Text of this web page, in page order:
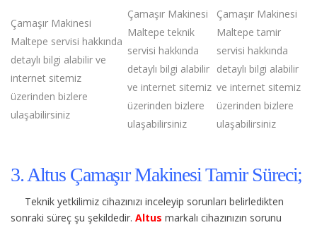
Çamaşır Makinesi
Maltepe servisi hakkında
detaylı bilgi alabilir ve
internet sitemiz
üzerinden bizlere
ulaşabilirsiniz
Çamaşır Makinesi
Maltepe teknik
servisi hakkında
detaylı bilgi alabilir
ve internet sitemiz
üzerinden bizlere
ulaşabilirsiniz
Çamaşır Makinesi
Maltepe tamir
servisi hakkında
detaylı bilgi alabilir
ve internet sitemiz
üzerinden bizlere
ulaşabilirsiniz
3. Altus Çamaşır Makinesi Tamir Süreci;
Teknik yetkilimiz cihazınızı inceleyip sorunları belirledikten
sonraki süreç şu şekildedir. Altus markalı cihazınızın sorunu